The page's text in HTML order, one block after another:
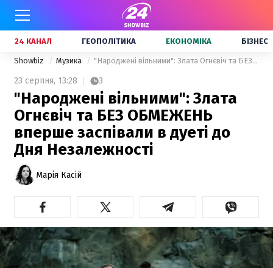
24 КАНАЛ ГЕОПОЛІТИКА ЕКОНОМІКА БІЗНЕС
Showbiz Музика "Народжені вільними": Злата Огнєвіч та БЕЗ ОБМЕЖЕНЬ вперше заспівали в дуеті до Дня Незалежності
23 серпня, 13:28 3
"Народжені вільними": Злата
Огнєвіч та БЕЗ ОБМЕЖЕНЬ
вперше заспівали в дуеті до
Дня Незалежності
Марія Касій